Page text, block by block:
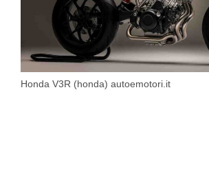
Honda V3R (honda) autoemotori.it